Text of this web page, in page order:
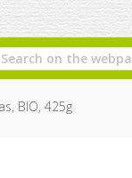
BIO, 425g